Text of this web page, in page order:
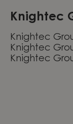
Knightec
Knightec
Knightec
Knightec